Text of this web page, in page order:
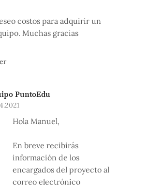
costos para adquirir un
Muchas gracias
PuntoEdu
Hola Manuel,
En breve recibirás
información de los
encargados del proyecto al
correo electrónico